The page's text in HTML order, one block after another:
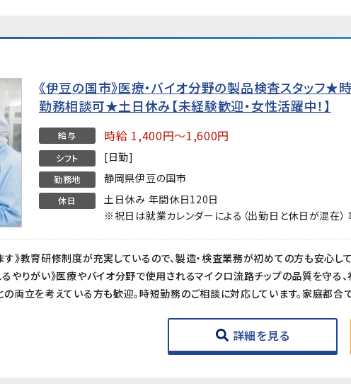
《伊豆の国市》医療・バイオ分野の製品検査スタッ
勤務相談可★土日休み【未経験歓迎・女性活躍中！】
給与 時給 1,400円～1,600円
シフト [日勤]
勤務地 静岡県伊豆の国市
休日
土日休み 年間休日120日
※祝日は就業カレンダーによる（出勤日と休日が混在）
詳細を見る